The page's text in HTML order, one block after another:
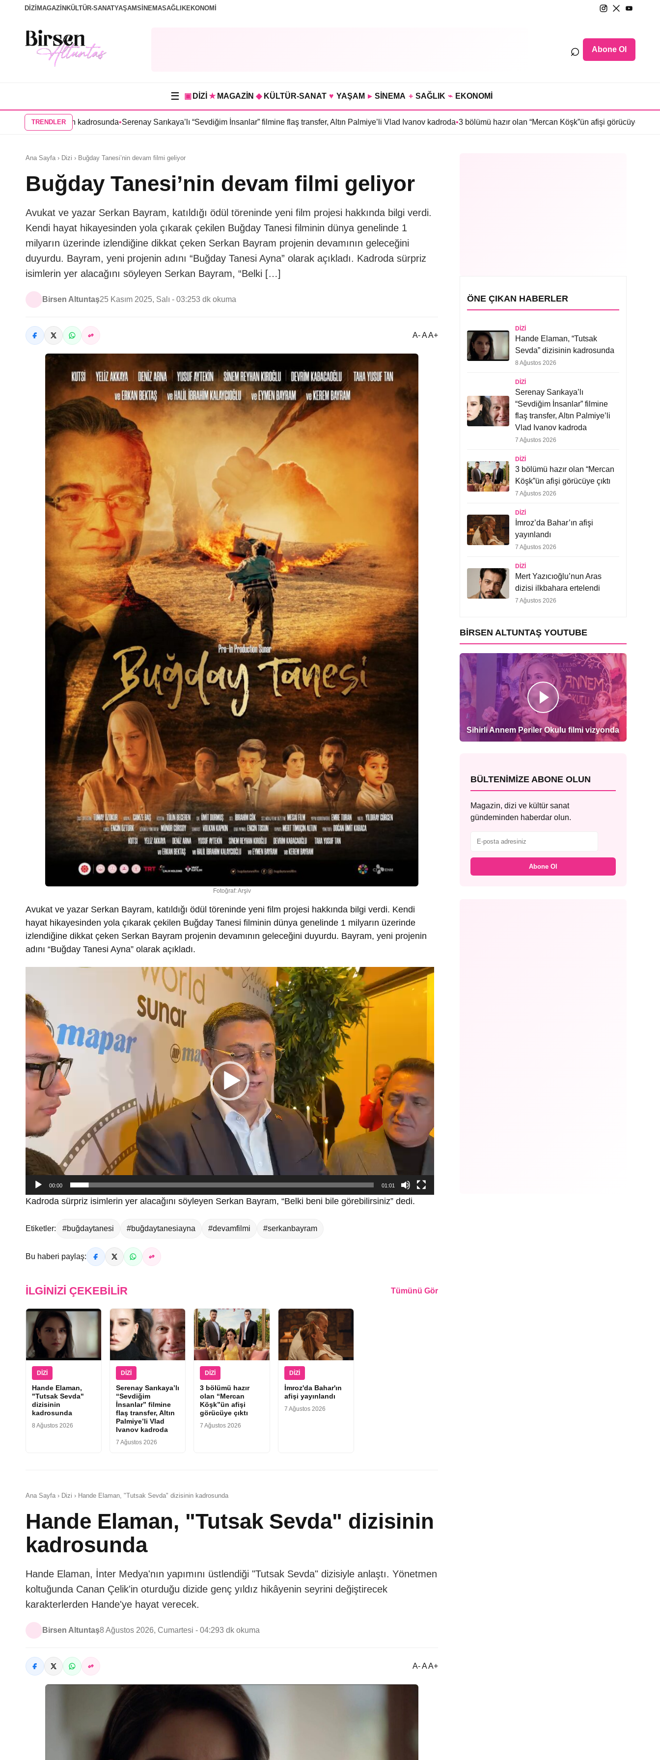
DİZİ MAGAZİN KÜLTÜR-SANATYAŞAMSİNEMASAĞLIKEKONOMİ
⌕ Abone Ol
☰ ▣ DİZİ ★ MAGAZİN ◆ KÜLTÜR-SANAT ♥ YAŞAM ▸ SİNEMA + SAĞLIK ⌁ EKONOMİ
TRENDLER
dizisinin kadrosunda•Serenay Sarıkaya’lı “Sevdiğim İnsanlar” filmine flaş transfer, Altın Palmiye’li Vlad Ivanov kadroda•3 bölümü hazır olan “Mercan Köşk”ün afişi görücüye çıktı•İmroz’da
Ana Sayfa › Dizi › Buğday Tanesi’nin devam filmi geliyor
Buğday Tanesi’nin devam filmi geliyor
Avukat ve yazar Serkan Bayram, katıldığı ödül töreninde yeni film projesi hakkında bilgi verdi.
Kendi hayat hikayesinden yola çıkarak çekilen Buğday Tanesi filminin dünya genelinde 1
milyarın üzerinde izlendiğine dikkat çeken Serkan Bayram projenin devamının geleceğini
duyurdu. Bayram, yeni projenin adını “Buğday Tanesi Ayna” olarak açıkladı. Kadroda sürpriz
isimlerin yer alacağını söyleyen Serkan Bayram, “Belki […]
Birsen Altuntaş25 Kasım 2025, Salı - 03:253 dk okuma
A- A A+
Fotoğraf: Arşiv
Avukat ve yazar Serkan Bayram, katıldığı ödül töreninde yeni film projesi hakkında bilgi verdi. Kendi
hayat hikayesinden yola çıkarak çekilen Buğday Tanesi filminin dünya genelinde 1 milyarın üzerinde
izlendiğine dikkat çeken Serkan Bayram projenin devamının geleceğini duyurdu. Bayram, yeni projenin
adını “Buğday Tanesi Ayna” olarak açıkladı.
00:00 01:01
Kadroda sürpriz isimlerin yer alacağını söyleyen Serkan Bayram, “Belki beni bile görebilirsiniz” dedi.
Etiketler: #buğdaytanesi #buğdaytanesiayna #devamfilmi #serkanbayram
Bu haberi paylaş:
İLGINIZI ÇEKEBILIR Tümünü Gör
DIZI
Hande Elaman,
"Tutsak Sevda"
dizisinin
kadrosunda
8 Ağustos 2026
DIZI
Serenay Sarıkaya’lı
“Sevdiğim
İnsanlar” filmine
flaş transfer, Altın
Palmiye’li Vlad
Ivanov kadroda
7 Ağustos 2026
DIZI
3 bölümü hazır
olan “Mercan
Köşk”ün afişi
görücüye çıktı
7 Ağustos 2026
DIZI
İmroz'da Bahar'ın
afişi yayınlandı
7 Ağustos 2026
Ana Sayfa › Dizi › Hande Elaman, "Tutsak Sevda" dizisinin kadrosunda
Hande Elaman, "Tutsak Sevda" dizisinin
kadrosunda
Hande Elaman, İnter Medya'nın yapımını üstlendiği "Tutsak Sevda" dizisiyle anlaştı. Yönetmen
koltuğunda Canan Çelik'in oturduğu dizide genç yıldız hikâyenin seyrini değiştirecek
karakterlerden Hande'ye hayat verecek.
Birsen Altuntaş8 Ağustos 2026, Cumartesi - 04:293 dk okuma
A- A A+
ÖNE ÇIKAN HABERLER
DIZI
Hande Elaman, “Tutsak
Sevda” dizisinin kadrosunda
8 Ağustos 2026
DIZI
Serenay Sarıkaya’lı
“Sevdiğim İnsanlar” filmine
flaş transfer, Altın Palmiye’li
Vlad Ivanov kadroda
7 Ağustos 2026
DIZI
3 bölümü hazır olan “Mercan
Köşk”ün afişi görücüye çıktı
7 Ağustos 2026
DIZI
İmroz’da Bahar’ın afişi
yayınlandı
7 Ağustos 2026
DIZI
Mert Yazıcıoğlu’nun Aras
dizisi ilkbahara ertelendi
7 Ağustos 2026
BIRSEN ALTUNTAŞ YOUTUBE
Sihirli Annem Periler Okulu filmi vizyonda
BÜLTENIMIZE ABONE OLUN
Magazin, dizi ve kültür sanat
gündeminden haberdar olun.
Abone Ol